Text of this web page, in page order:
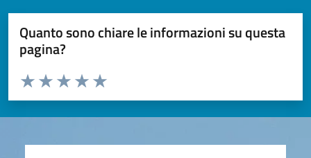
Quanto sono chiare le informazioni su questa
pagina?
Valuta da 1 a 5 stelle la pagina
Valuta 5 stelle su 5
Valuta 4 stelle su 5
Valuta 3 stelle su 5
Valuta 2 stelle su 5
Valuta 1 stelle su 5